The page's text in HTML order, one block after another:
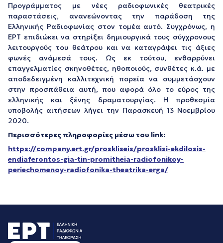
Προγράμματος με νέες ραδιοφωνικές θεατρικές
παραστάσεις, ανανεώνοντας την παράδοση της
Ελληνικής Ραδιοφωνίας στον τομέα αυτό. Συγχρόνως, η
ΕΡΤ επιδιώκει να στηρίξει δημιουργικά τους σύγχρονους
λειτουργούς του θεάτρου και να καταγράψει τις άξιες
φωνές ανάμεσά τους. Ως εκ τούτου, ενθαρρύνει
επαγγελματίες σκηνοθέτες, ηθοποιούς, συνθέτες κ.ά. με
αποδεδειγμένη καλλιτεχνική πορεία να συμμετάσχουν
στην προσπάθεια αυτή, που αφορά όλο το εύρος της
ελληνικής και ξένης δραματουργίας. Η προθεσμία
υποβολής αιτήσεων λήγει την Παρασκευή 13 Νοεμβρίου
2020.
Περισσότερες πληροφορίες μέσω του link:
https://company.ert.gr/proskliseis/prosklisi-ekdilosis-
endiaferontos-gia-tin-promitheia-radiofonikoy-
periechomenoy-radiofonika-theatrika-erga/